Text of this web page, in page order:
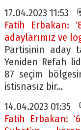
17.04.2023
Fatih Erbakan:
adaylarımız ve
Partisinin aday
Yeniden Refah
87 seçim
istisnasız bir…
14.04.2023
Fatih Erbakan: